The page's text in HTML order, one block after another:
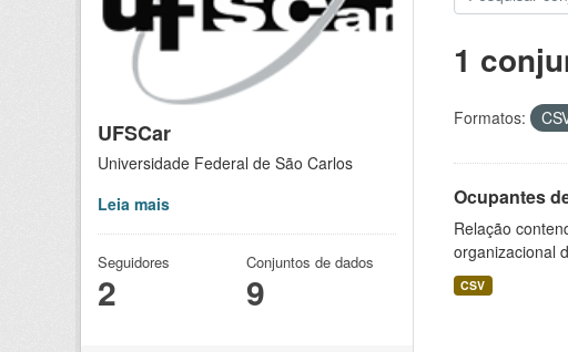
UFSCar
Universidade Federal de São Carlos
Leia mais
Seguidores
2
Conjuntos de dados
9
1
Formatos:
Ocupantes
Relação
organizacional
CSV